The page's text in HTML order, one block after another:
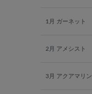
1月 ガーネット
2月 アメシスト
3月 アクアマリン